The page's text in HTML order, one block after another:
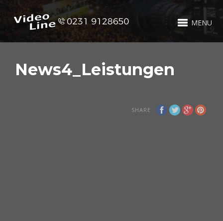
MENU
News4_Leistungen
SHARE